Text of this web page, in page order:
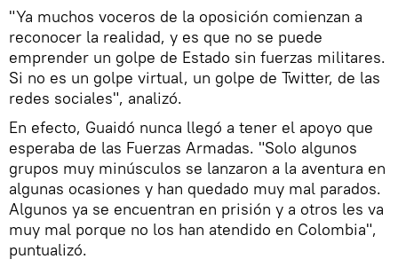
"Ya muchos voceros de la oposición comienzan a
reconocer la realidad, y es que no se puede
emprender un golpe de Estado sin fuerzas militares.
Si no es un golpe virtual, un golpe de Twitter, de las
redes sociales", analizó.
En efecto, Guaidó nunca llegó a tener el apoyo que
esperaba de las Fuerzas Armadas. "Solo algunos
grupos muy minúsculos se lanzaron a la aventura en
algunas ocasiones y han quedado muy mal parados.
Algunos ya se encuentran en prisión y a otros les va
muy mal porque no los han atendido en Colombia",
puntualizó.